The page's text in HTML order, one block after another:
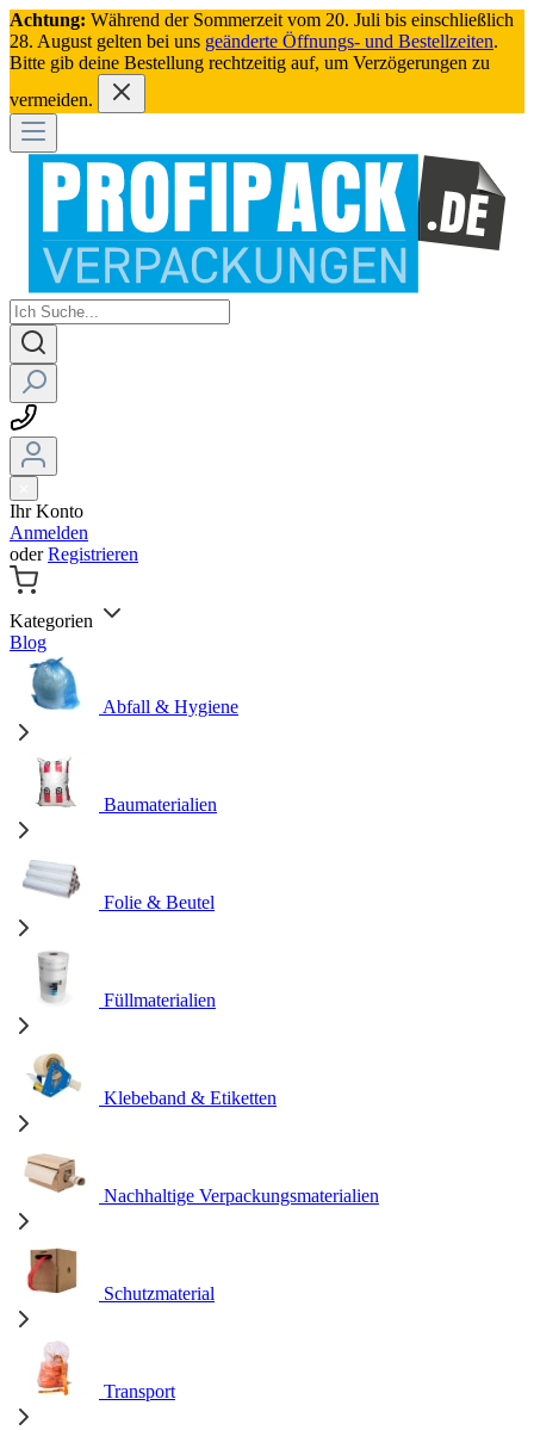
Achtung: Während der Sommerzeit vom 20. Juli bis einschließlich
28. August gelten bei uns geänderte Öffnungs- und Bestellzeiten.
Bitte gib deine Bestellung rechtzeitig auf, um Verzögerungen zu
vermeiden.
Ihr Konto
Anmelden
oderRegistrieren
Kategorien
Blog
Abfall & Hygiene
Baumaterialien
Folie & Beutel
Füllmaterialien
Klebeband & Etiketten
Nachhaltige Verpackungsmaterialien
Schutzmaterial
Transport